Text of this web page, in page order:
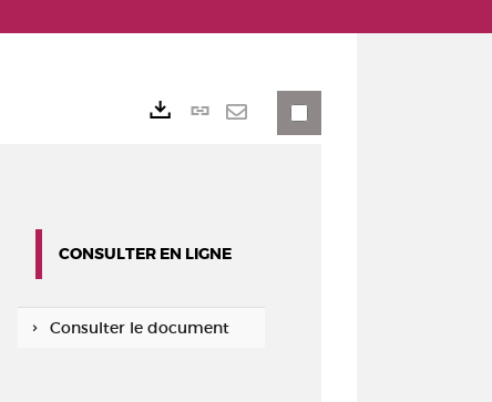
Lien
CONSULTER EN LIGNE
Consulter le document